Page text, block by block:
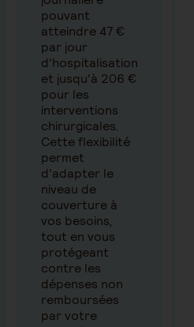
pouvant
atteindre 47 €
par jour
d'hospitalisation
et jusqu'à 206 €
pour les
interventions
chirurgicales.
Cette flexibilité
permet
d'adapter le
niveau de
couverture à
vos besoins,
tout en vous
protégeant
contre les
dépenses non
remboursées
par votre